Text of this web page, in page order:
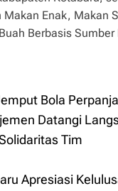
Makan Enak, Makan
Berbasis Sumber
Bola
Datangi
Tim
Apresiasi